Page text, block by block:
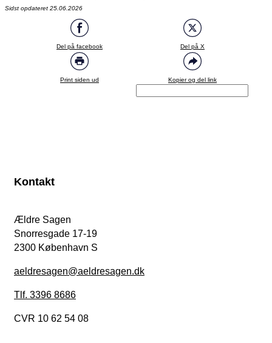
Sidst opdateret 25.06.2026
Del på facebook Del på X
Print siden ud Kopier og del link
Kontakt
Ældre Sagen
Snorresgade 17-19
2300 København S
aeldresagen@aeldresagen.dk
Tlf. 3396 8686
CVR 10 62 54 08